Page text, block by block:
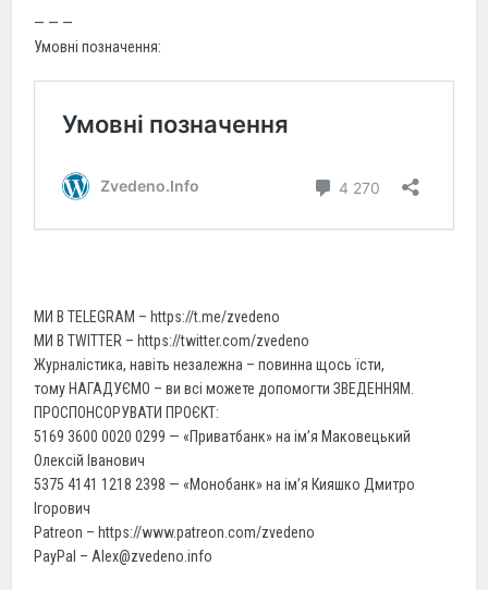
— — —
Умовні позначення:
МИ В TELEGRAM – https://t.me/zvedeno
МИ В TWITTER – https://twitter.com/zvedeno
Журналістика, навіть незалежна – повинна щось їсти,
тому НАГАДУЄМО – ви всі можете допомогти ЗВЕДЕННЯМ.
ПРОСПОНСОРУВАТИ ПРОЄКТ:
5169 3600 0020 0299 — «Приватбанк» на ім’я Маковецький
Олексій Іванович
5375 4141 1218 2398 — «Монобанк» на ім’я Кияшко Дмитро
Ігорович
Patreon – https://www.patreon.com/zvedeno
PayPal – Alex@zvedeno.info